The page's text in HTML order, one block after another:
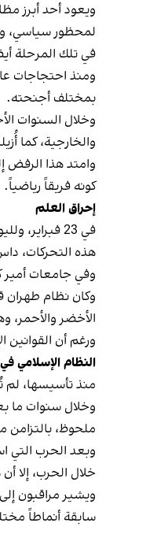
لمحظور سياسي،
في تلك المرحلة
بمختلف أجنحته.
وخلال السنوات
والخارجية، كما
كونه فريقاً رياضياً.
إحراق العلم
في 23
هذه التحركات،
وفي جامعات أمير
الأخضر والأحمر،
ورغم أن
النظام الإسلامي
منذ تأسيسها، لم
وخلال سنوات ما
ملحوظ،
خلال الحرب، إلا
ويشير مراقبون
سابقة أنماطاً